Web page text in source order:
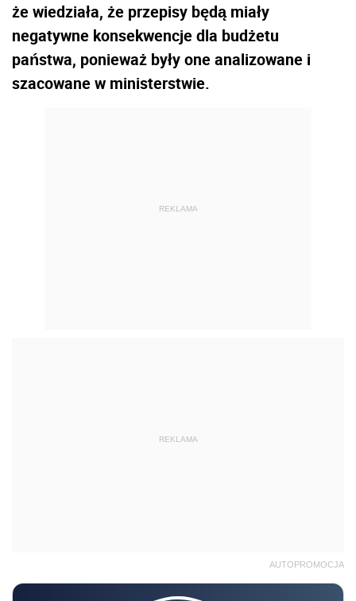
że wiedziała, że przepisy będą miały
negatywne konsekwencje dla budżetu
państwa, ponieważ były one analizowane i
szacowane w ministerstwie.
REKLAMA
REKLAMA
AUTOPROMOCJA